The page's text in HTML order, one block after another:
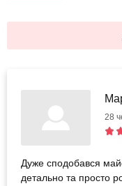
28
Дуже сподобався
детально та просто